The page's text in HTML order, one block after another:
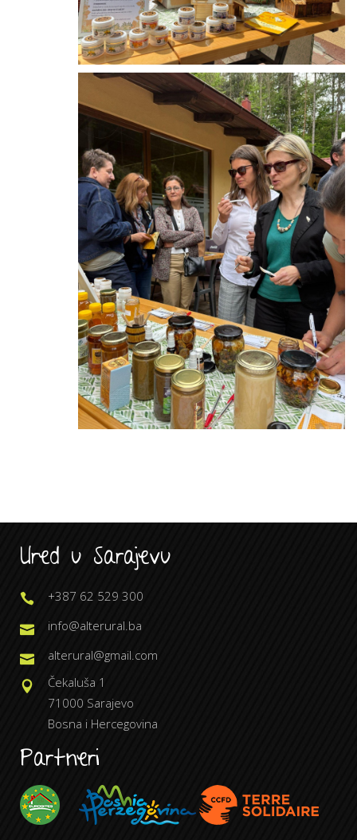
Ured u Sarajevu
+387 62 529 300
info@alterural.ba
alterural@gmail.com
Čekaluša 1
71000 Sarajevo
Bosna i Hercegovina
Partneri